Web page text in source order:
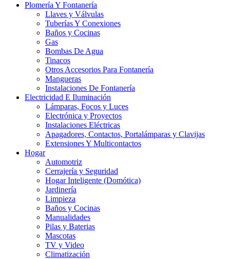
Plomería Y Fontanería
Llaves y Válvulas
Tuberías Y Conexiones
Baños y Cocinas
Gas
Bombas De Agua
Tinacos
Otros Accesorios Para Fontanería
Mangueras
Instalaciones De Fontanería
Electricidad E Iluminación
Lámparas, Focos y Luces
Electrónica y Proyectos
Instalaciones Eléctricas
Apagadores, Contactos, Portalámparas y Clavijas
Extensiones Y Multicontactos
Hogar
Automotriz
Cerrajería y Seguridad
Hogar Inteligente (Domótica)
Jardinería
Limpieza
Baños y Cocinas
Manualidades
Pilas y Baterias
Mascotas
TV y Video
Climatización